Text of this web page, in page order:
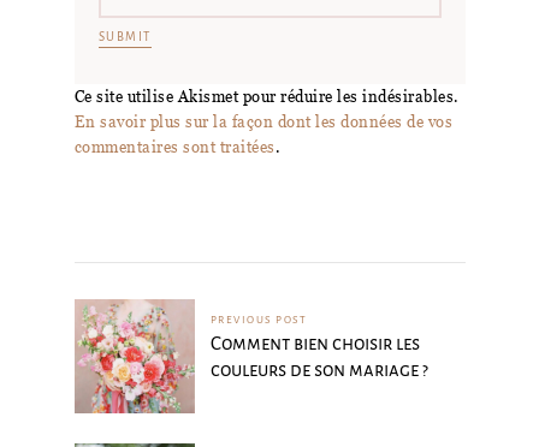
Ce site utilise Akismet pour réduire les indésirables.
En savoir plus sur la façon dont les données de vos
commentaires sont traitées.
PREVIOUS POST
Comment bien choisir les
couleurs de son mariage ?